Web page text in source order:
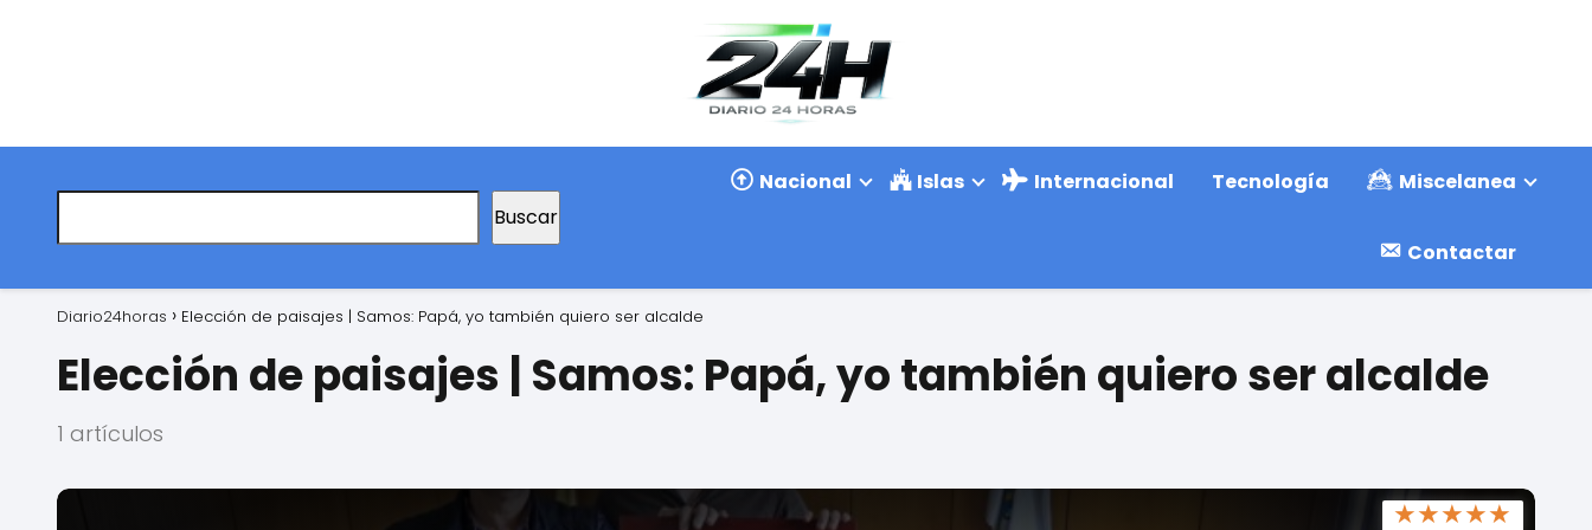
Buscar
Nacional Islas Internacional Tecnología Miscelanea
Contactar
Diario24horas Elección de paisajes | Samos: Papá, yo también quiero ser alcalde
Elección de paisajes | Samos: Papá, yo también quiero ser alcalde
1 artículos
★★★★★